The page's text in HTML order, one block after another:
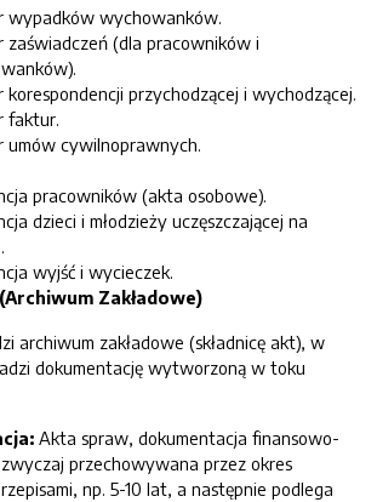
wypadków wychowanków.
zaświadczeń (dla pracowników i
korespondencji przychodzącej i wychodzącej.
faktur.
umów cywilnoprawnych.
pracowników (akta osobowe).
dzieci i młodzieży uczęszczającej na
wyjść i wycieczek.
Zakładowe)
archiwum zakładowe (składnicę akt), w
dokumentację wytworzoną w toku
Akta spraw, dokumentacja finansowo-
przechowywana przez okres
np. 5-10 lat, a następnie podlega